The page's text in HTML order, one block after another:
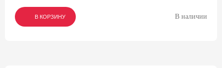
В КОРЗИНУ
В КОРЗИНУ
В КОРЗИНУ В наличии